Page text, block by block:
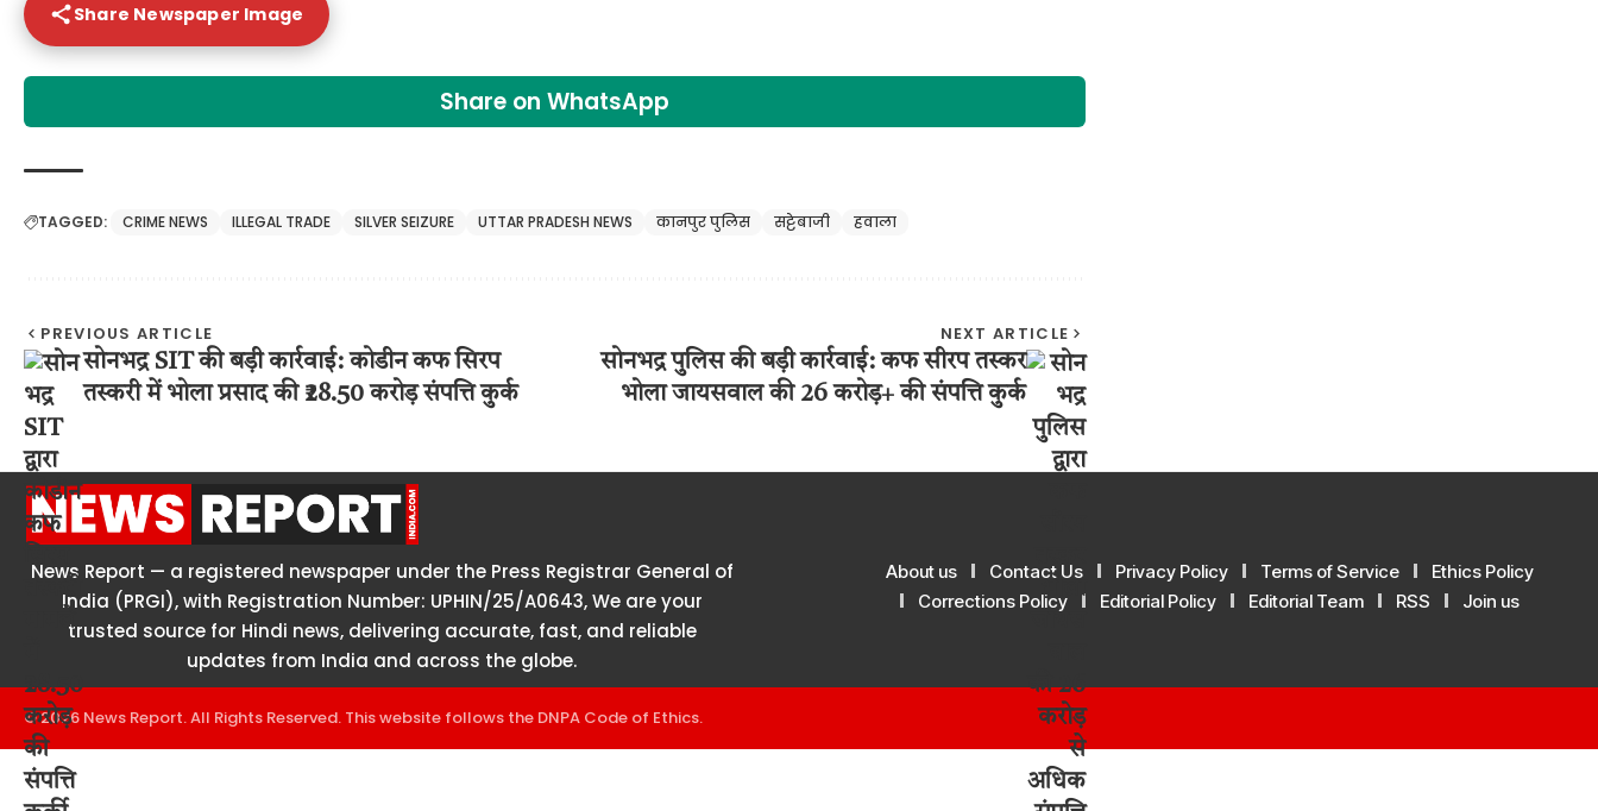
Share Newspaper Image
Share on WhatsApp
TAGGED: CRIME NEWS ILLEGAL TRADE SILVER SEIZURE UTTAR PRADESH NEWS कानपुर पुलिस सट्टेबाजी हवाला
PREVIOUS ARTICLE
सोनभद्र SIT की बड़ी कार्रवाई: कोडीन कफ सिरप
तस्करी में भोला प्रसाद की ₹28.50 करोड़ संपत्ति कुर्क
NEXT ARTICLE
सोनभद्र पुलिस की बड़ी कार्रवाई: कफ सीरप तस्कर
भोला जायसवाल की 26 करोड़+ की संपत्ति कुर्क
News Report — a registered newspaper under the Press Registrar General of
India (PRGI), with Registration Number: UPHIN/25/A0643, We are your
trusted source for Hindi news, delivering accurate, fast, and reliable
updates from India and across the globe.
About us Contact Us Privacy Policy Terms of Service
Ethics Policy
Corrections Policy
Editorial Policy Editorial Team RSS Join us
© 2026 News Report. All Rights Reserved. This website follows the DNPA Code of Ethics.